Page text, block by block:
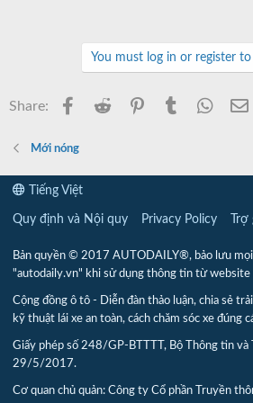
You must log in or register
Share: Facebook
Reddit PinterestTumblr
Mới nóng
Tiếng Việt
Quy định và Nội quy Privacy Policy
Bản quyền © 2017 AUTODAILY®, bảo lưu
"autodaily.vn" khi sử dụng thông tin từ website
Cộng đồng ô tô - Diễn đàn thảo luận, chia sẻ
kỹ thuật lái xe an toàn, cách chăm sóc xe đúng
Giấy phép số 248/GP-BTTTT, Bộ Thông tin và
29/5/2017.
Cơ quan chủ quản: Công ty Cổ phần Truyền